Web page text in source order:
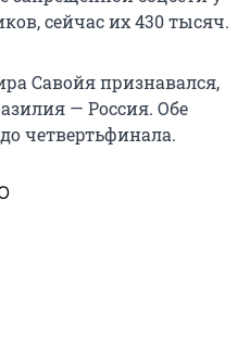
сейчас их430 тысяч.
Савойя признавался,
— Россия. Обе
четвертьфинала.